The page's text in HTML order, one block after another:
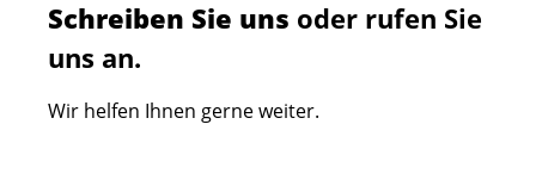
Schreiben Sie uns oder rufen Sie
uns an.
Wir helfen Ihnen gerne weiter.